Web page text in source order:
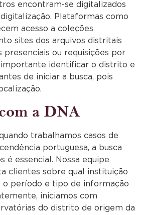
encontram-se digitalizados
Plataformas como
acesso a coleções
sites dos arquivos distritais
ou requisições por
importante identificar o distrito e
de iniciar a busca, pois
a DNA
trabalhamos casos de
portuguesa, a busca
é essencial. Nossa equipe
clientes sobre qual instituição
período e tipo de informação
iniciamos com
do distrito de origem da